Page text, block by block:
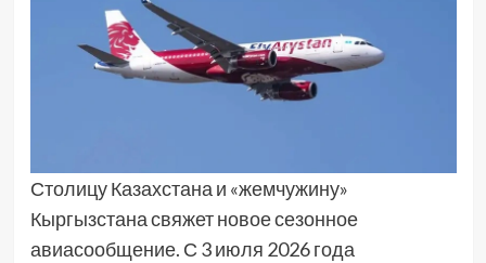
Столицу Казахстана и «жемчужину»
Кыргызстана свяжет новое сезонное
авиасообщение. С 3 июля 2026 года